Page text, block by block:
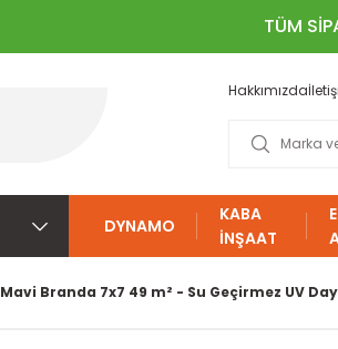
TÜM
Hakkımızda
DYNAMO
KABA
İNŞAAT
Mavi Branda 7x7 49 m² - Su Geçirmez UV